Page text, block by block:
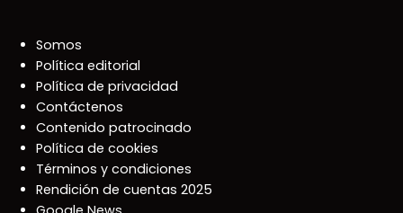
Somos
Política editorial
Política de privacidad
Contáctenos
Contenido patrocinado
Política de cookies
Términos y condiciones
Rendición de cuentas 2025